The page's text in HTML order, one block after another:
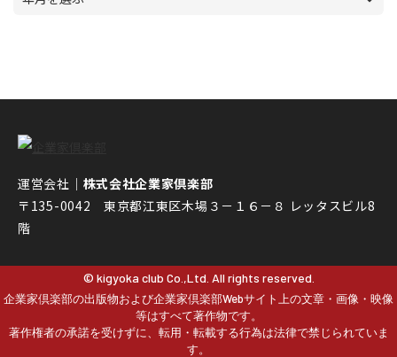
運営会社｜ 株式会社企業家倶楽部
〒135-0042 東京都江東区木場３－１６－８ レッタスビル8
階
© kigyoka club Co.,Ltd. All rights reserved.
企業家倶楽部の出版物および企業家倶楽部Webサイト上の文章・画像・映像
等はすべて著作物です。
著作権者の承諾を受けずに、転用・転載する行為は法律で禁じられていま
す。